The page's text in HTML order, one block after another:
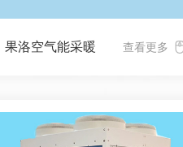
果洛空气能采暖 查看更多